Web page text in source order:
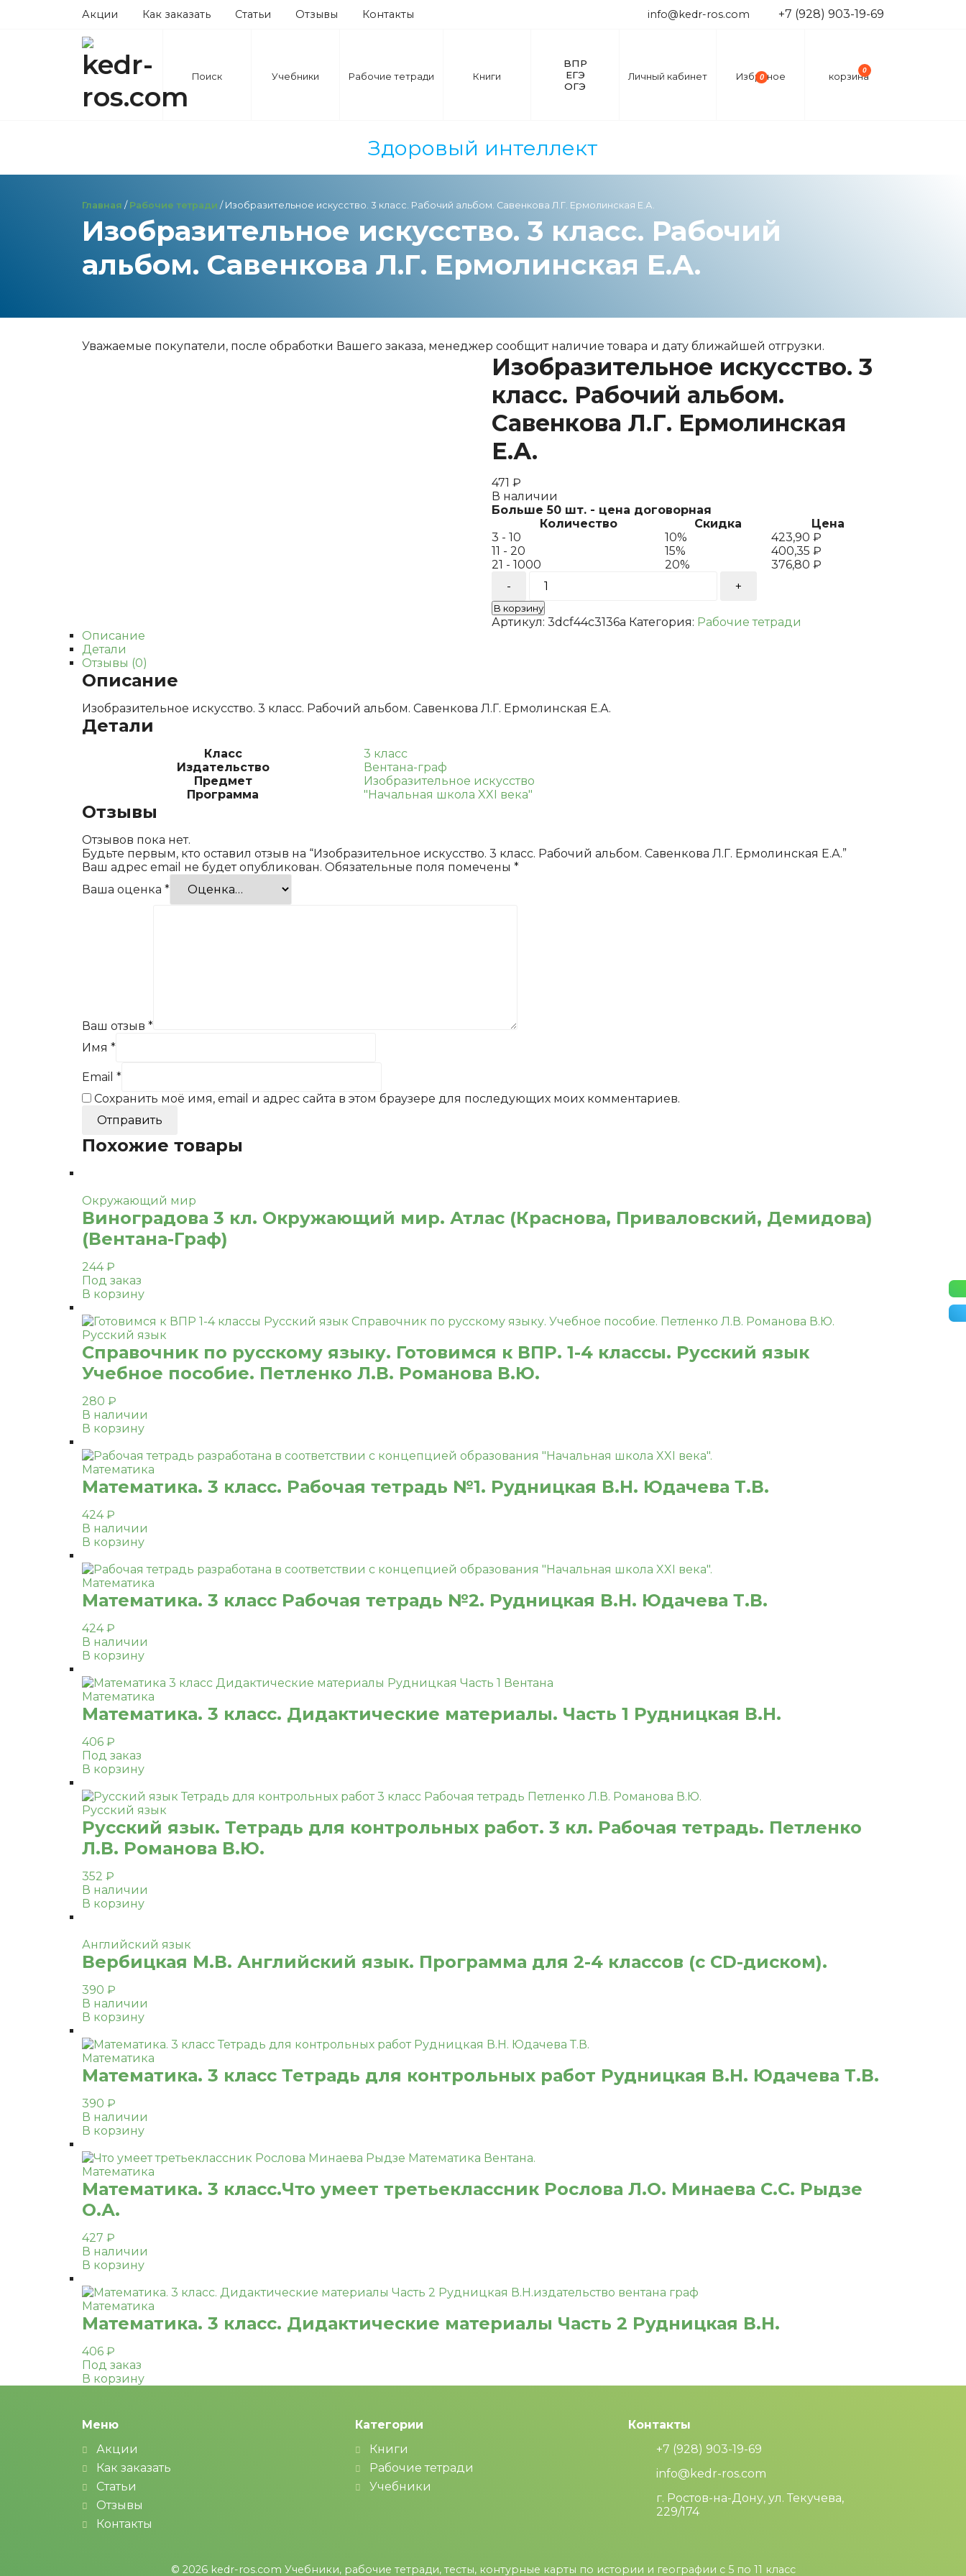
Акции Как заказать Статьи Отзывы Контакты info@kedr-ros.com +7 (928) 903-19-69
Поиск Учебники Рабочие тетради Книги
ВПР
ЕГЭ
ОГЭ
Личный кабинет 0
Избраное
0
корзина
Здоровый интеллект
Главная / Рабочие тетради / Изобразительное искусство. 3 класс. Рабочий альбом. Савенкова Л.Г. Ермолинская Е.А.
Изобразительное искусство. 3 класс. Рабочий
альбом. Савенкова Л.Г. Ермолинская Е.А.
Уважаемые покупатели, после обработки Вашего заказа, менеджер сообщит наличие товара и дату ближайшей отгрузки.
Изобразительное искусство. 3
класс. Рабочий альбом.
Савенкова Л.Г. Ермолинская
Е.А.
471 ₽
В наличии
Больше 50 шт. - цена договорная
Количество
Скидка
Цена
3 - 10
10% 423,90 ₽
11 - 20
15% 400,35 ₽
21 - 1000
20% 376,80 ₽
товара
Изобразительное
искусство.
3
Ермолинская
В корзину
Артикул: 3dcf44c3136a Категория: Рабочие тетради
Описание
Детали
Отзывы (0)
Описание
Изобразительное искусство. 3 класс. Рабочий альбом. Савенкова Л.Г. Ермолинская Е.А.
Детали
Класс
3 класс
Издательство
Вентана-граф
Предмет
Изобразительное искусство
Программа
"Начальная школа XXI века"
Отзывы
Отзывов пока нет.
Будьте первым, кто оставил отзыв на “Изобразительное искусство. 3 класс. Рабочий альбом. Савенкова Л.Г. Ермолинская Е.А.”
Ваш адрес email не будет опубликован. Обязательные поля помечены *
Ваша оценка *
Ваш отзыв *
Имя *
Email *
Сохранить моё имя, email и адрес сайта в этом браузере для последующих моих комментариев.
Похожие товары
Окружающий мир
Виноградова 3 кл. Окружающий мир. Атлас (Краснова, Приваловский, Демидова)
(Вентана-Граф)
244₽
Под заказ
В корзину
Русский язык
Справочник по русскому языку. Готовимся к ВПР. 1-4 классы. Русский язык
Учебное пособие. Петленко Л.В. Романова В.Ю.
280 ₽
В наличии
В корзину
Математика
Математика. 3 класс. Рабочая тетрадь №1. Рудницкая В.Н. Юдачева Т.В.
424₽
В наличии
В корзину
Математика
Математика. 3 класс Рабочая тетрадь №2. Рудницкая В.Н. Юдачева Т.В.
424₽
В наличии
В корзину
Математика
Математика. 3 класс. Дидактические материалы. Часть 1 Рудницкая В.Н.
406 ₽
Под заказ
В корзину
Русский язык
Русский язык. Тетрадь для контрольных работ. 3 кл. Рабочая тетрадь. Петленко
Л.В. Романова В.Ю.
352 ₽
В наличии
В корзину
Английский язык
Вербицкая М.В. Английский язык. Программа для 2-4 классов (с CD-диском).
390 ₽
В наличии
В корзину
Математика
Математика. 3 класс Тетрадь для контрольных работ Рудницкая В.Н. Юдачева Т.В.
390 ₽
В наличии
В корзину
Математика
Математика. 3 класс.Что умеет третьеклассник Рослова Л.О. Минаева С.С. Рыдзе
О.А.
427 ₽
В наличии
В корзину
Математика
Математика. 3 класс. Дидактические материалы Часть 2 Рудницкая В.Н.
406 ₽
Под заказ
В корзину
Меню
Акции
Как заказать
Статьи
Отзывы
Контакты
Категории
Книги
Рабочие тетради
Учебники
Контакты
+7 (928) 903-19-69
info@kedr-ros.com
г. Ростов-на-Дону, ул. Текучева,
229/174
© 2026 kedr-ros.com Учебники, рабочие тетради, тесты, контурные карты по истории и географии с 5 по 11 класс